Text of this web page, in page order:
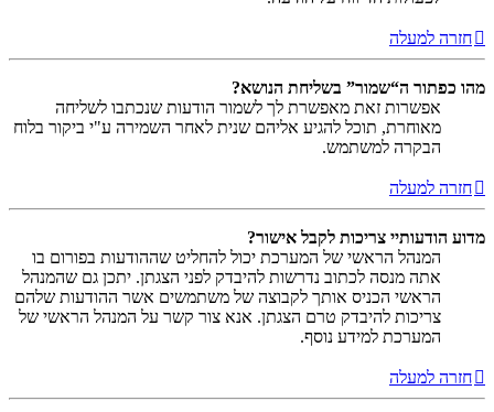
חזרה למעלה
מהו כפתור ה“שמור” בשליחת הנושא?
אפשרות זאת מאפשרת לך לשמור הודעות שנכתבו לשליחה
מאוחרת, תוכל להגיע אליהם שנית לאחר השמירה ע"י ביקור בלוח
הבקרה למשתמש.
חזרה למעלה
מדוע הודעותיי צריכות לקבל אישור?
המנהל הראשי של המערכת יכול להחליט שההודעות בפורום בו
אתה מנסה לכתוב נדרשות להיבדק לפני הצגתן. יתכן גם שהמנהל
הראשי הכניס אותך לקבוצה של משתמשים אשר ההודעות שלהם
צריכות להיבדק טרם הצגתן. אנא צור קשר על המנהל הראשי של
המערכת למידע נוסף.
חזרה למעלה